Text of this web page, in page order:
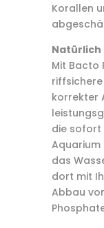
Korallen
Mit Bacto
korrekter
die sofort
Aquarium
das
dort mit
Abbau